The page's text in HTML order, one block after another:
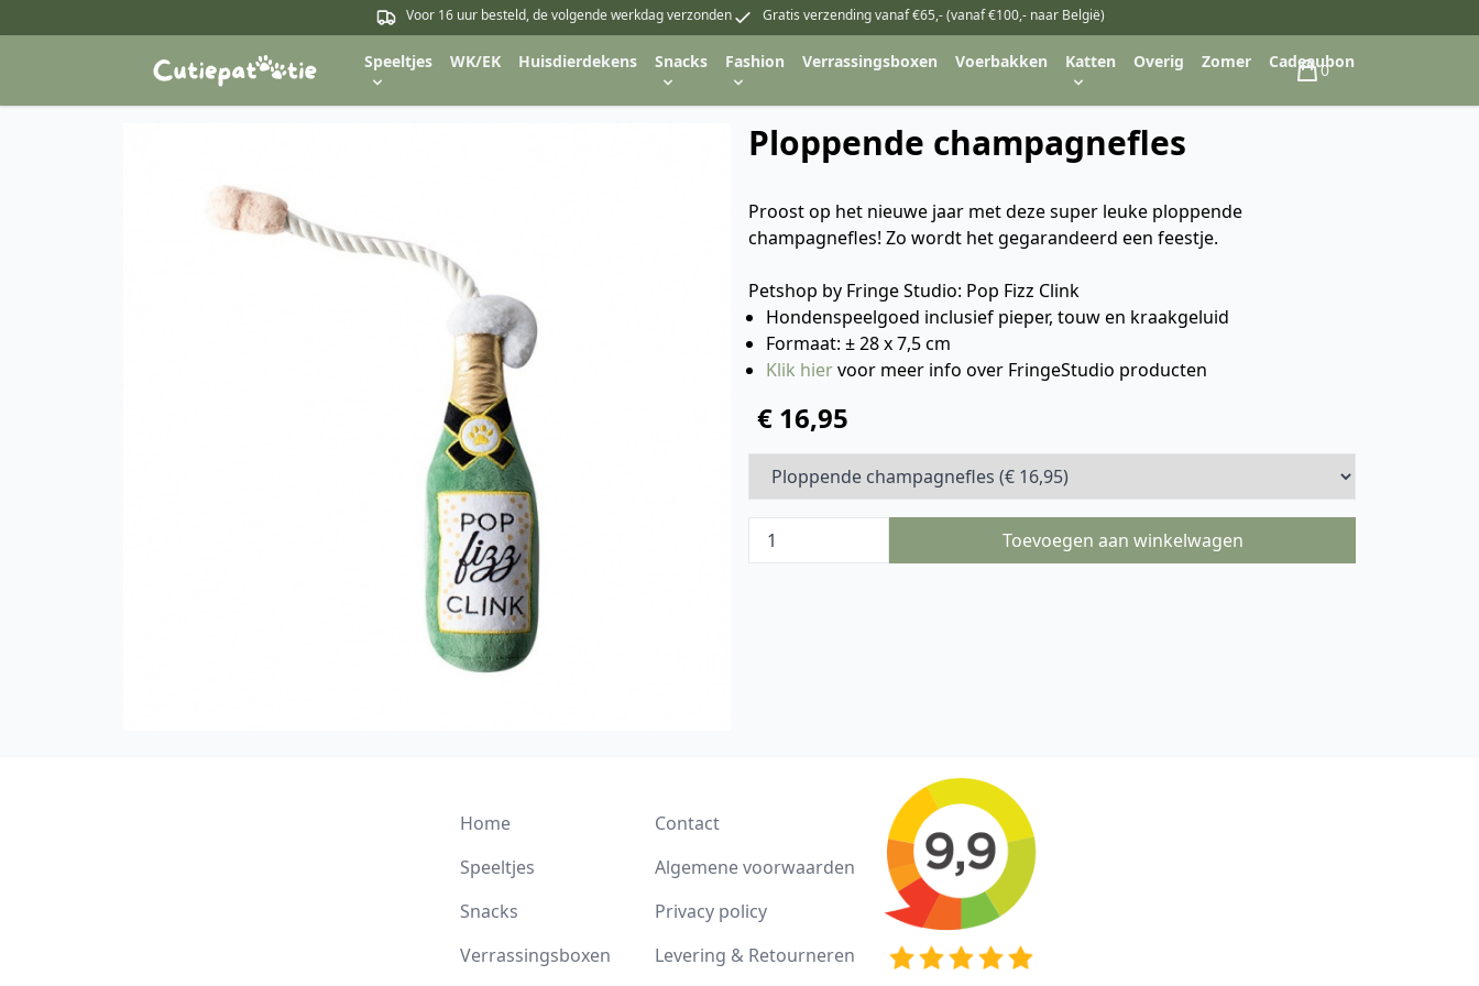
Voor 16 uur besteld, de volgende werkdag verzonden Gratis verzending vanaf €65,- (vanaf €100,- naar België)
Speeltjes WK/EK Huisdierdekens Snacks Fashion Verrassingsboxen Voerbakken Katten Overig Zomer Cadeaubon
Winkelwagen
0
Ploppende champagnefles
Proost op het nieuwe jaar met deze super leuke ploppende
champagnefles! Zo wordt het gegarandeerd een feestje.
Petshop by Fringe Studio: Pop Fizz Clink
Hondenspeelgoed inclusief pieper, touw en kraakgeluid
Formaat: ± 28 x 7,5 cm
Klik hiervoor meer info over FringeStudio producten
€ 16,95
Toevoegen aan winkelwagen
Home
Speeltjes
Snacks
Verrassingsboxen
Contact
Algemene voorwaarden
Privacy policy
Levering & Retourneren